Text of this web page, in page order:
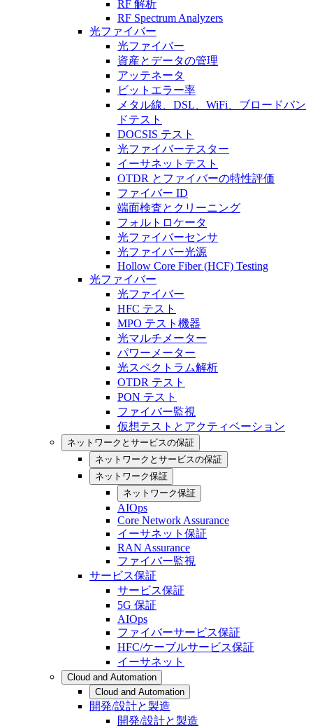
RF 解析
RF Spectrum Analyzers
光ファイバー
光ファイバー
資産とデータの管理
アッテネータ
ビットエラー率
メタル線、DSL、WiFi、ブロードバン
ドテスト
DOCSIS テスト
光ファイバーテスター
イーサネットテスト
OTDR とファイバーの特性評価
ファイバー ID
端面検査とクリーニング
フォルトロケータ
光ファイバーセンサ
光ファイバー光源
Hollow Core Fiber (HCF) Testing
光ファイバー
光ファイバー
HFC テスト
MPO テスト機器
光マルチメーター
パワーメーター
光スペクトラム解析
OTDR テスト
PON テスト
ファイバー監視
仮想テストとアクティベーション
ネットワークとサービスの保証
ネットワークとサービスの保証
ネットワーク保証
ネットワーク保証
AIOps
Core Network Assurance
イーサネット保証
RAN Assurance
ファイバー監視
サービス保証
サービス保証
5G 保証
AIOps
ファイバーサービス保証
HFC/ケーブルサービス保証
イーサネット
Cloud and Automation
Cloud and Automation
開発/設計と製造
開発/設計と製造